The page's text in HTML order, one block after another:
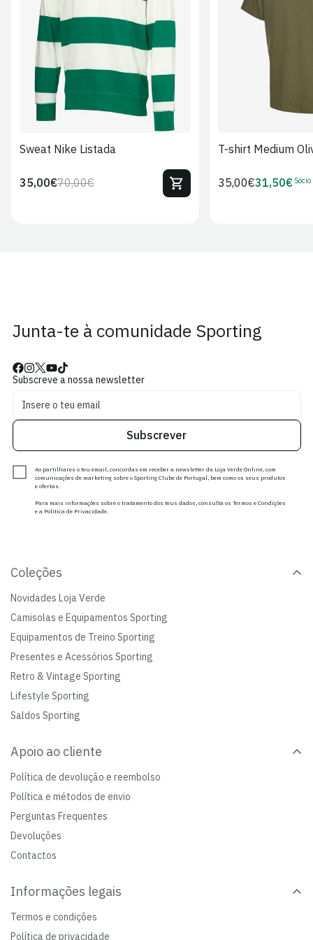
S XL 2XL
Sweat Nike Listada
Preço
70,00€Preço
35,00€
T-shirt Medium
Preço
35,00€Preço
31,50€ Sócio
Junta-te à comunidade Sporting
Subscreve a nossa newsletter
Subscrever
Ao partilhares o teu email, concordas em receber a newsletter da Loja Verde Online, com
comunicações de marketing sobre o Sporting Clube de Portugal, bem como os seus produtos
e ofertas.
Para mais informações sobre o tratamento dos teus dados, consulta os Termos e Condições
e a Política de Privacidade.
Coleções
Novidades Loja Verde
Camisolas e Equipamentos Sporting
Equipamentos de Treino Sporting
Presentes e Acessórios Sporting
Retro & Vintage Sporting
Lifestyle Sporting
Saldos Sporting
Apoio ao cliente
Política de devolução e reembolso
Política e métodos de envio
Perguntas Frequentes
Devoluções
Contactos
Informações legais
Termos e condições
Política de privacidade